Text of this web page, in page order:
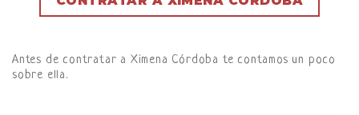
Antes de contratar a Ximena Córdoba te contamos un poco
sobre ella.